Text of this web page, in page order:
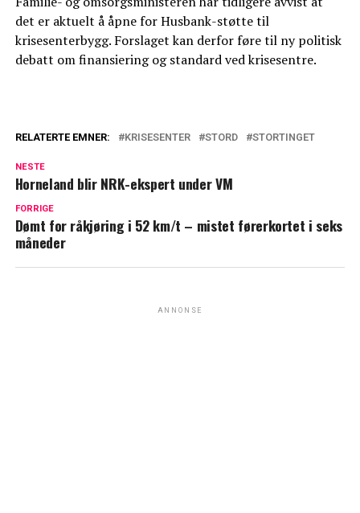
det er aktuelt å åpne for Husbank-støtte til
krisesenterbygg. Forslaget kan derfor føre til ny politisk
debatt om finansiering og standard ved krisesentre.
RELATERTE EMNER: KRISESENTER STORD STORTINGET
NESTE
Horneland blir NRK-ekspert under VM
FORRIGE
Dømt for råkjøring i 52 km/t – mistet førerkortet i seks
måneder
ANNONSE